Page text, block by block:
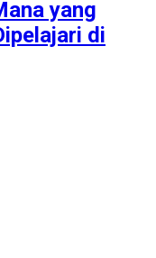
yang
di